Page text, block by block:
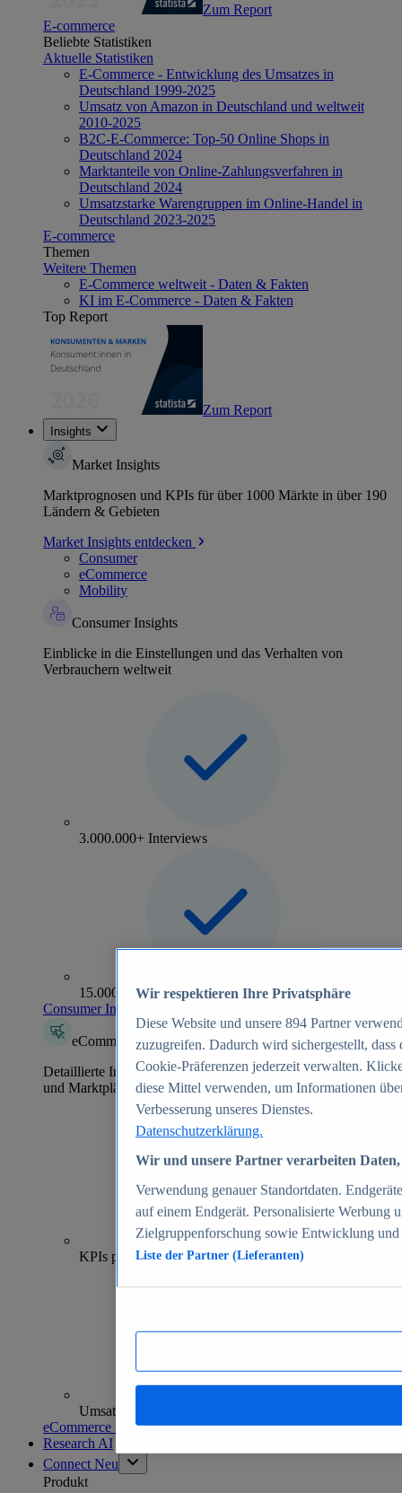
Zum Report
E-commerce
Beliebte Statistiken
Aktuelle Statistiken
E-Commerce - Entwicklung des Umsatzes in
Deutschland 1999-2025
Umsatz von Amazon in Deutschland und weltweit
2010-2025
B2C-E-Commerce: Top-50 Online Shops in
Deutschland 2024
Marktanteile von Online-Zahlungsverfahren in
Deutschland 2024
Umsatzstarke Warengruppen im Online-Handel in
Deutschland 2023-2025
E-commerce
Themen
Weitere Themen
E-Commerce weltweit - Daten & Fakten
KI im E-Commerce - Daten & Fakten
Top Report
Zum Report
Insights
Market Insights
Marktprognosen und KPIs für über 1000 Märkte in über 190
Ländern & Gebieten
Market Insights entdecken
Consumer
eCommerce
Mobility
Consumer Insights
Einblicke in die Einstellungen und das Verhalten von
Verbrauchern weltweit
3.000.000+ Interviews
15.000+ Marken
Consumer Insights entdecken
eCommerce Insights
Detaillierte Informationen zu mehr als 39.000 Online-Shops
und Marktplätzen
70+
KPIs pro Shop
Umsatzanalysen und -prognosen
eCommerce Insights entdecken
Research AI
Connect Neu
Produkt
Wir respektieren Ihre Privatsphäre
Diese Website und unsere 894 Partner
zuzugreifen. Dadurch wird sichergestellt,
Cookie-Präferenzen jederzeit verwalten.
diese Mittel verwenden, um Informationen
Verbesserung unseres Dienstes.
Datenschutzerklärung.
Wir und unsere Partner verarbeiten
Verwendung genauer Standortdaten.
auf einem Endgerät. Personalisierte Werbung
Zielgruppenforschung sowie Entwicklung
Liste der Partner (Lieferanten)